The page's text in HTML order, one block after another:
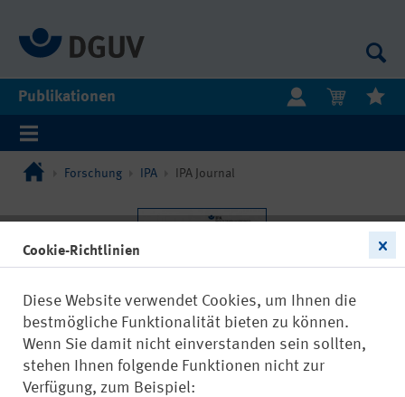
Publikationen
Forschung IPA IPA Journal
Cookie-Richtlinien
Diese Website verwendet Cookies, um Ihnen die
bestmögliche Funktionalität bieten zu können.
Wenn Sie damit nicht einverstanden sein sollten,
stehen Ihnen folgende Funktionen nicht zur
Verfügung, zum Beispiel: